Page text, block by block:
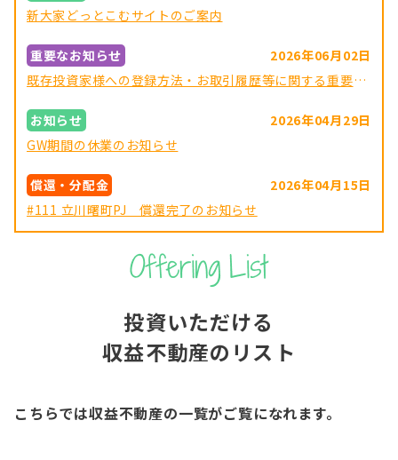
新大家どっとこむサイトのご案内
重要なお知らせ
2026年06月02日
既存投資家様への登録方法・お取引履歴等に関する重要なお知らせ
お知らせ
2026年04月29日
GW期間の休業のお知らせ
償還・分配金
2026年04月15日
#111 立川曙町PJ 償還完了のお知らせ
投資いただける
収益不動産のリスト
こちらでは収益不動産の一覧がご覧になれます。